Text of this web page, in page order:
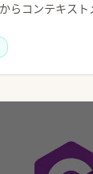
らコンテキス